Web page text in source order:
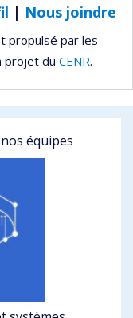
| Nous joindre
propulsé par les
projet du CENR.
équipes